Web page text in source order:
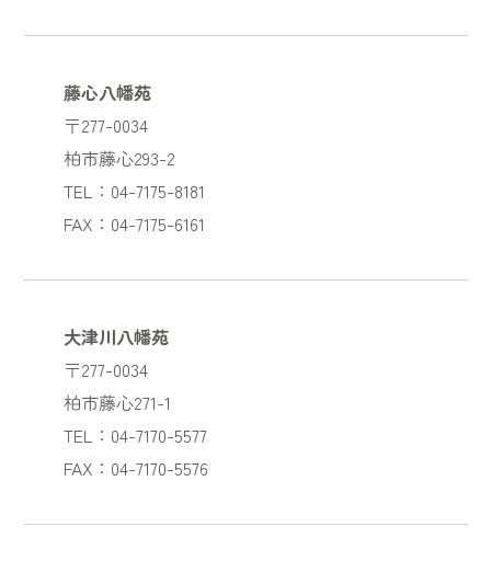
藤心八幡苑
〒277-0034
柏市藤心293-2
TEL：04-7175-8181
FAX：04-7175-6161
大津川八幡苑
〒277-0034
柏市藤心271-1
TEL：04-7170-5577
FAX：04-7170-5576